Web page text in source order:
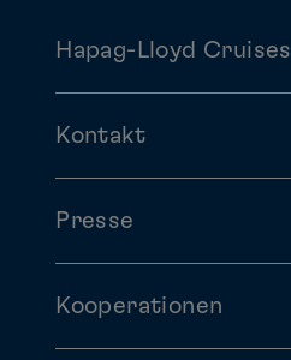
Hapag-Lloyd Cruises
Kontakt
Presse
Kooperationen